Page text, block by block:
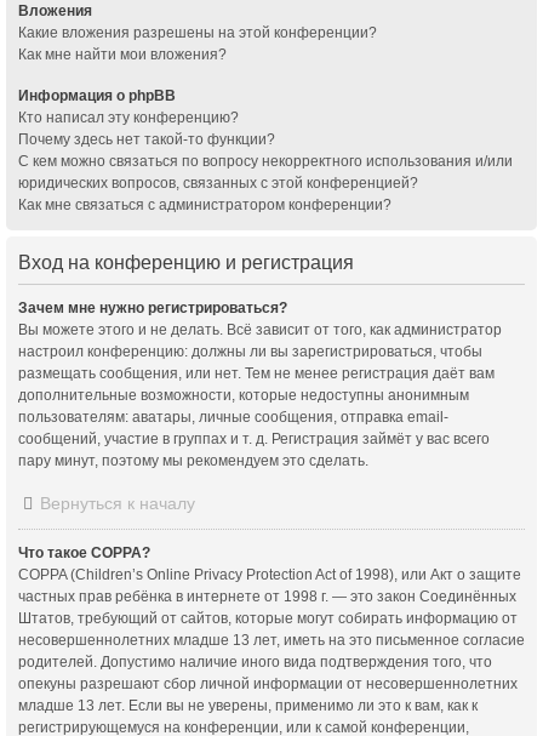
Вложения
Какие вложения разрешены на этой конференции?
Как мне найти мои вложения?
Информация о phpBB
Кто написал эту конференцию?
Почему здесь нет такой-то функции?
С кем можно связаться по вопросу некорректного использования и/или
юридических вопросов, связанных с этой конференцией?
Как мне связаться с администратором конференции?
Вход на конференцию и регистрация
Зачем мне нужно регистрироваться?
Вы можете этого и не делать. Всё зависит от того, как администратор
настроил конференцию: должны ли вы зарегистрироваться, чтобы
размещать сообщения, или нет. Тем не менее регистрация даёт вам
дополнительные возможности, которые недоступны анонимным
пользователям: аватары, личные сообщения, отправка email-
сообщений, участие в группах и т. д. Регистрация займёт у вас всего
пару минут, поэтому мы рекомендуем это сделать.
Вернуться к началу
Что такое COPPA?
COPPA (Children’s Online Privacy Protection Act of 1998), или Акт о защите
частных прав ребёнка в интернете от 1998 г. — это закон Соединённых
Штатов, требующий от сайтов, которые могут собирать информацию от
несовершеннолетних младше 13 лет, иметь на это письменное согласие
родителей. Допустимо наличие иного вида подтверждения того, что
опекуны разрешают сбор личной информации от несовершеннолетних
младше 13 лет. Если вы не уверены, применимо ли это к вам, как к
регистрирующемуся на конференции, или к самой конференции,